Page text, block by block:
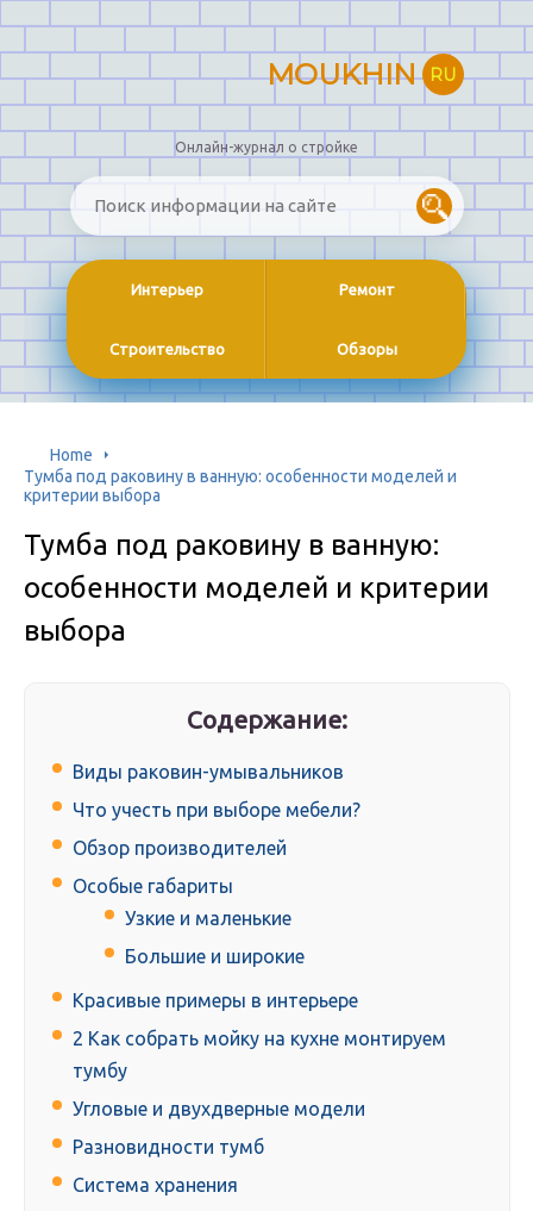
MOUKHIN RU
Онлайн-журнал о стройке
Интерьер Ремонт
Строительство Обзоры
Home
Тумба под раковину в ванную: особенности моделей и
критерии выбора
Тумба под раковину в ванную:
особенности моделей и критерии
выбора
Содержание:
Виды раковин-умывальников
Что учесть при выборе мебели?
Обзор производителей
Особые габариты
Узкие и маленькие
Большие и широкие
Красивые примеры в интерьере
2 Как собрать мойку на кухне монтируем
тумбу
Угловые и двухдверные модели
Разновидности тумб
Система хранения